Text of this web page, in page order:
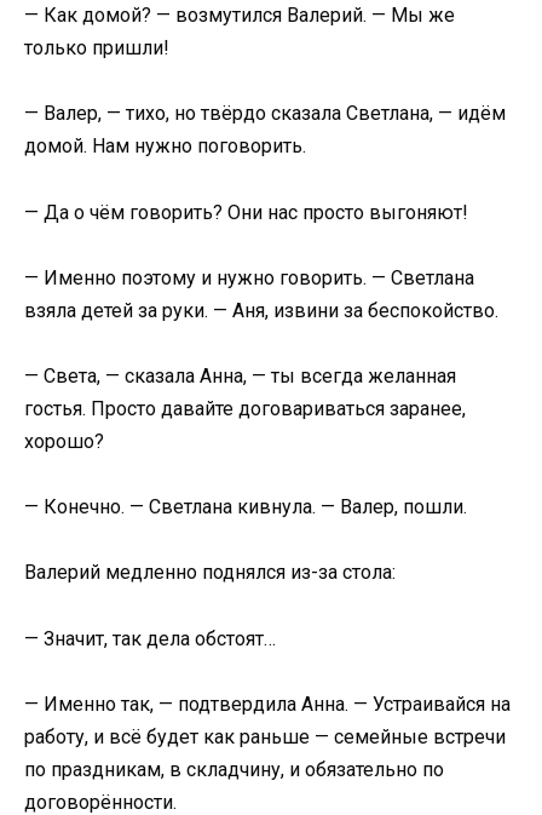
— Как домой? — возмутился Валерий. — Мы же
только пришли!
— Валер, — тихо, но твёрдо сказала Светлана, — идём
домой. Нам нужно поговорить.
— Да о чём говорить? Они нас просто выгоняют!
— Именно поэтому и нужно говорить. — Светлана
взяла детей за руки. — Аня, извини за беспокойство.
— Света, — сказала Анна, — ты всегда желанная
гостья. Просто давайте договариваться заранее,
хорошо?
— Конечно. — Светлана кивнула. — Валер, пошли.
Валерий медленно поднялся из-за стола:
— Значит, так дела обстоят…
— Именно так, — подтвердила Анна. — Устраивайся на
работу, и всё будет как раньше — семейные встречи
по праздникам, в складчину, и обязательно по
договорённости.